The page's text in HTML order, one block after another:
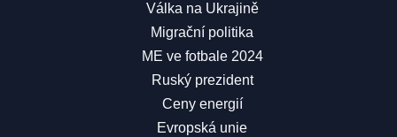
Válka na Ukrajině
Migrační politika
ME ve fotbale 2024
Ruský prezident
Ceny energií
Evropská unie